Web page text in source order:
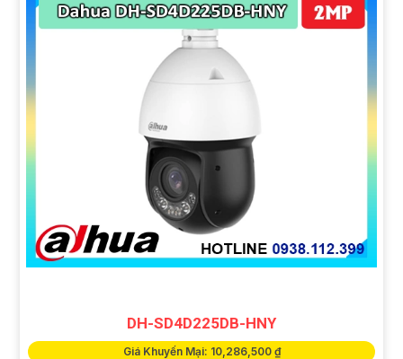
DH-SD4D225DB-HNY
Giá Khuyến Mại: 10,286,500 ₫